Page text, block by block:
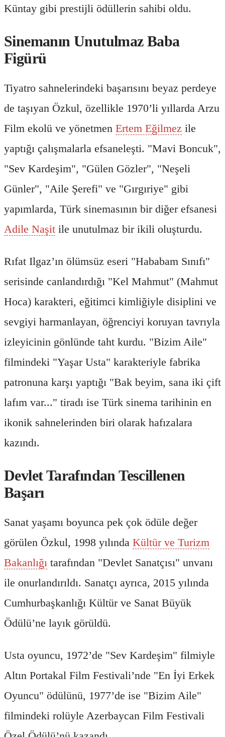
Küntay gibi prestijli ödüllerin sahibi oldu.
Sinemanın Unutulmaz Baba
Figürü
Tiyatro sahnelerindeki başarısını beyaz perdeye
de taşıyan Özkul, özellikle 1970’li yıllarda Arzu
Film ekolü ve yönetmen Ertem Eğilmez ile
yaptığı çalışmalarla efsaneleşti. "Mavi Boncuk",
"Sev Kardeşim", "Gülen Gözler", "Neşeli
Günler", "Aile Şerefi" ve "Gırgıriye" gibi
yapımlarda, Türk sinemasının bir diğer efsanesi
Adile Naşit ile unutulmaz bir ikili oluşturdu.
Rıfat Ilgaz’ın ölümsüz eseri "Hababam Sınıfı"
serisinde canlandırdığı "Kel Mahmut" (Mahmut
Hoca) karakteri, eğitimci kimliğiyle disiplini ve
sevgiyi harmanlayan, öğrenciyi koruyan tavrıyla
izleyicinin gönlünde taht kurdu. "Bizim Aile"
filmindeki "Yaşar Usta" karakteriyle fabrika
patronuna karşı yaptığı "Bak beyim, sana iki çift
lafım var..." tiradı ise Türk sinema tarihinin en
ikonik sahnelerinden biri olarak hafızalara
kazındı.
Devlet Tarafından Tescillenen
Başarı
Sanat yaşamı boyunca pek çok ödüle değer
görülen Özkul, 1998 yılında Kültür ve Turizm
Bakanlığı tarafından "Devlet Sanatçısı" unvanı
ile onurlandırıldı. Sanatçı ayrıca, 2015 yılında
Cumhurbaşkanlığı Kültür ve Sanat Büyük
Ödülü’ne layık görüldü.
Usta oyuncu, 1972’de "Sev Kardeşim" filmiyle
Altın Portakal Film Festivali’nde "En İyi Erkek
Oyuncu" ödülünü, 1977’de ise "Bizim Aile"
filmindeki rolüyle Azerbaycan Film Festivali